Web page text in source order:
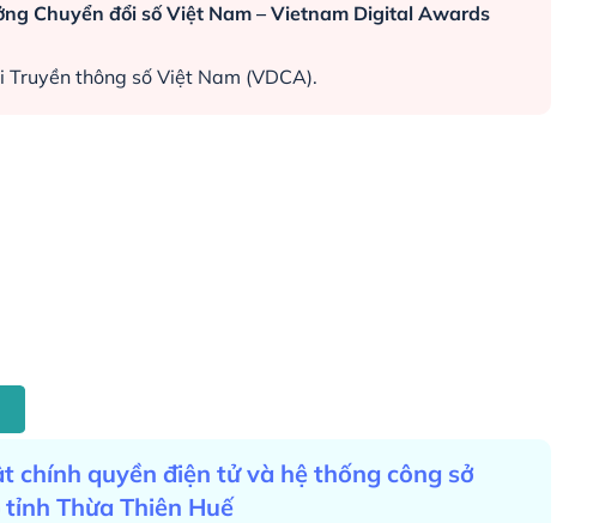
Chuyển đổi số Việt Nam – Vietnam Digital Awards
Truyền thông số Việt Nam (VDCA).
chính quyền điện tử và hệ thống công sở
Thừa Thiên Huế